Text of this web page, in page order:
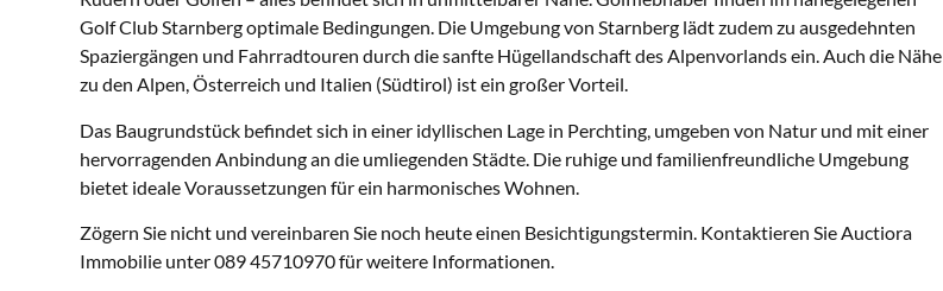
Golf Club Starnberg optimale Bedingungen. Die Umgebung von Starnberg lädt zudem zu ausgedehnten
Spaziergängen und Fahrradtouren durch die sanfte Hügellandschaft des Alpenvorlands ein. Auch die Nähe
zu den Alpen, Österreich und Italien (Südtirol) ist ein großer Vorteil.
Das Baugrundstück befindet sich in einer idyllischen Lage in Perchting, umgeben von Natur und mit einer
hervorragenden Anbindung an die umliegenden Städte. Die ruhige und familienfreundliche Umgebung
bietet ideale Voraussetzungen für ein harmonisches Wohnen.
Zögern Sie nicht und vereinbaren Sie noch heute einen Besichtigungstermin. Kontaktieren Sie Auctiora
Immobilie unter 089 45710970 für weitere Informationen.